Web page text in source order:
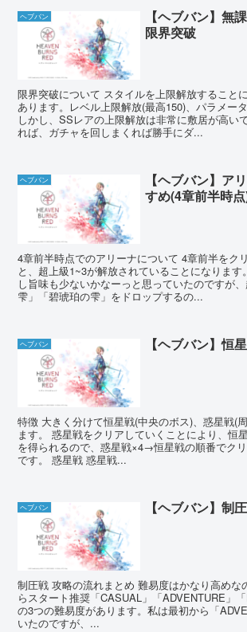
ヘブバン
【ヘブバン】無
限界突破
限界突破について スタイルを上限解放すること
あります。レベル上限解放(最高150)、パラメー
しかし、SSレアの上限解放は非常に敷居が高い
れば、ガチャを回しまくれば勝手にダ...
ヘブバン
【ヘブバン】ア
すめ(4章前半時
4章前半時点でのアリーナについて 4章前半をク
と、超上級1~3が解放されていることになりま
し旨味も少ないかなーっと思っていたのですが
雫」「碧琥珀の雫」をドロップするの...
ヘブバン 【ヘブバン】恒
特徴 大きく分けて恒星戦(中央のボス)、惑星戦(
ます。 惑星戦をクリアしていくことにより、恒
を得られるので、惑星戦×4→恒星戦の順番でク
です。 惑星戦 惑星戦...
ヘブバン 【ヘブバン】制
制圧戦 攻略の流れまとめ 難易度はかなり高めな
らスタート推奨「CASUAL」「ADVENTURE」
の3つの難易度があります。私は最初から「
いたのですが、...